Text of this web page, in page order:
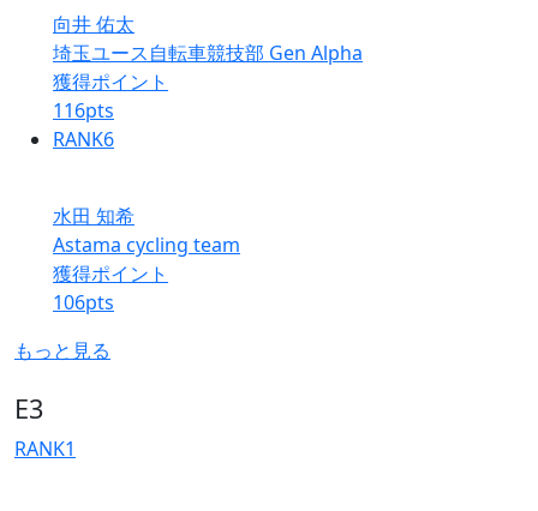
向井 佑太
埼玉ユース自転車競技部 Gen Alpha
獲得ポイント
116pts
RANK6
水田 知希
Astama cycling team
獲得ポイント
106pts
もっと見る
E3
RANK1